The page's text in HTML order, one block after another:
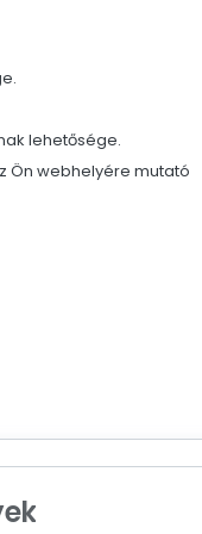
lehetősége.
Ön webhelyére mutató